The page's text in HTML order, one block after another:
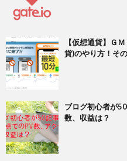
【仮想通貨】Ｇ
貨)のやり方！そ
ブログ初心者が
数、収益は？